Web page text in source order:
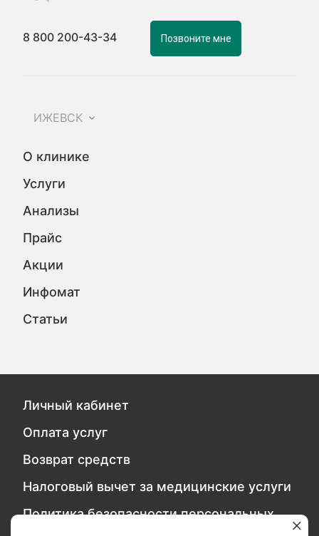
8 800 200-43-34 Позвоните мне
ИЖЕВСК
О клинике
Услуги
Анализы
Прайс
Акции
Инфомат
Статьи
Личный кабинет
Оплата услуг
Возврат средств
Налоговый вычет за медицинские услуги
Политика безопасности персональных